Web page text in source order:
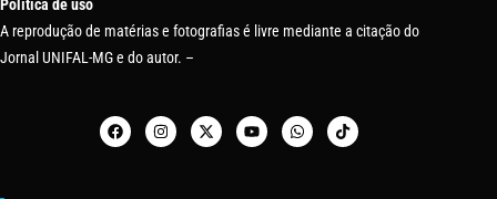
Política de uso
A reprodução de matérias e fotografias é livre mediante a citação do
Jornal UNIFAL-MG e do autor. –